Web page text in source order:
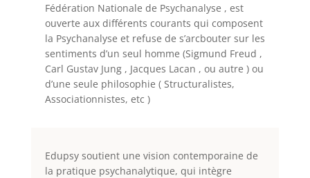
Fédération Nationale de Psychanalyse , est
ouverte aux différents courants qui composent
la Psychanalyse et refuse de s’arcbouter sur les
sentiments d’un seul homme (Sigmund Freud ,
Carl Gustav Jung , Jacques Lacan , ou autre ) ou
d’une seule philosophie ( Structuralistes,
Associationnistes, etc )
Edupsy soutient une vision contemporaine de
la pratique psychanalytique, qui intègre